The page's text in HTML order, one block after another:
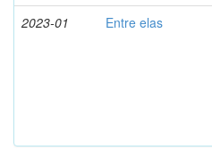
2023-01 Entre elas